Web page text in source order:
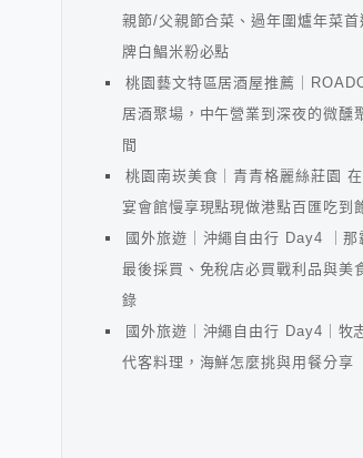
親節/父親節合菜、過年圍爐年菜首
牌白鯧米粉必點
桃園藝文特區居酒屋推薦｜
居酒聚場，中午營業到深夜的微醺
間
桃園南崁美食｜青青格麗絲莊園
宴會館慢享現點現做港點百匯吃到
國外旅遊｜沖繩自由行 Day4 ｜那
最後採買、免稅店必買戰利品與美
錄
國外旅遊｜沖繩自由行 Day4｜牧
代客料理，海鮮怎麼挑與用餐分享